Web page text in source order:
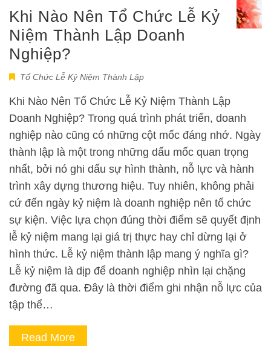
Khi Nào Nên Tổ Chức Lễ Kỷ
Niệm Thành Lập Doanh
Nghiệp?
Tổ Chức Lễ Kỷ Niệm Thành Lập
Khi Nào Nên Tổ Chức Lễ Kỷ Niệm Thành Lập
Doanh Nghiệp? Trong quá trình phát triển, doanh
nghiệp nào cũng có những cột mốc đáng nhớ. Ngày
thành lập là một trong những dấu mốc quan trọng
nhất, bởi nó ghi dấu sự hình thành, nỗ lực và hành
trình xây dựng thương hiệu. Tuy nhiên, không phải
cứ đến ngày kỷ niệm là doanh nghiệp nên tổ chức
sự kiện. Việc lựa chọn đúng thời điểm sẽ quyết định
lễ kỷ niệm mang lại giá trị thực hay chỉ dừng lại ở
hình thức. Lễ kỷ niệm thành lập mang ý nghĩa gì?
Lễ kỷ niệm là dịp để doanh nghiệp nhìn lại chặng
đường đã qua. Đây là thời điểm ghi nhận nỗ lực của
tập thể…
Read More